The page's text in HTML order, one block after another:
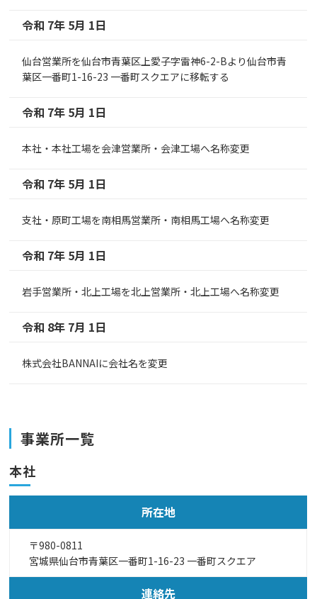
令和 7年 5月 1日
仙台営業所を仙台市青葉区上愛子字雷神6-2-Bより仙台市青
葉区一番町1-16-23 一番町スクエアに移転する
令和 7年 5月 1日
本社・本社工場を会津営業所・会津工場へ名称変更
令和 7年 5月 1日
支社・原町工場を南相馬営業所・南相馬工場へ名称変更
令和 7年 5月 1日
岩手営業所・北上工場を北上営業所・北上工場へ名称変更
令和 8年 7月 1日
株式会社BANNAIに会社名を変更
事業所一覧
本社
所在地
〒980-0811
宮城県仙台市青葉区一番町1-16-23 一番町スクエア
連絡先